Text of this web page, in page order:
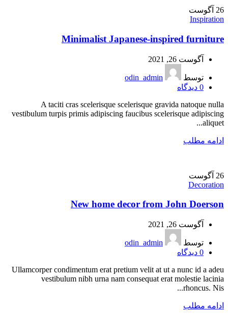
26 آگوست
Inspiration
Minimalist Japanese-inspired furniture
آگوست 26, 2021
توسط
odin_admin
0 دیدگاه
A taciti cras scelerisque scelerisque gravida natoque nulla
vestibulum turpis primis adipiscing faucibus scelerisque adipiscing
aliquet...
ادامه مطلب
26 آگوست
Decoration
New home decor from John Doerson
آگوست 26, 2021
توسط
odin_admin
0 دیدگاه
Ullamcorper condimentum erat pretium velit at ut a nunc id a adeu
vestibulum nibh urna nam consequat erat molestie lacinia
rhoncus. Nis...
ادامه مطلب